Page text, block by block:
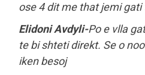
ose 4 dit me that jemi
Elidoni Avdyli-Po e vlla
te bi shteti direkt. Se o
iken besoj